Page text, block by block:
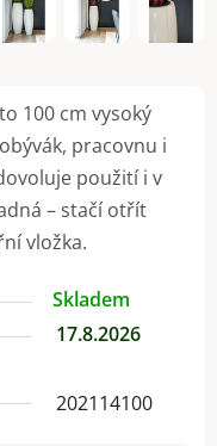
100 cm vysoký
pracovnu i
použití i v
– stačí otřít
vložka.
Skladem
17.8.2026
202114100